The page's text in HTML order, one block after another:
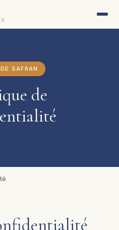
SAFRAN
de